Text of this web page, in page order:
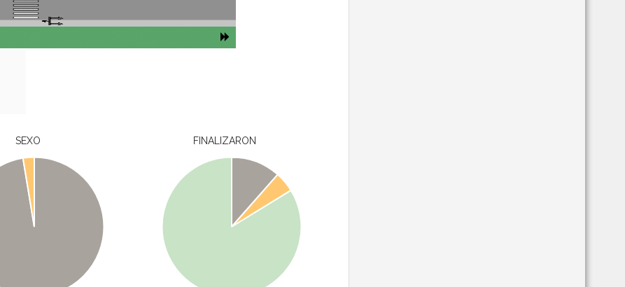
SEXO FINALIZARON